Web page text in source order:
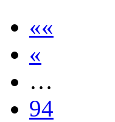
««
«
…
94